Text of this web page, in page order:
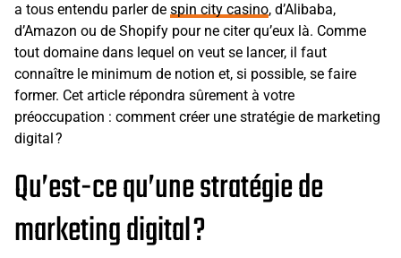
a tous entendu parler de spin city casino, d’Alibaba,
d’Amazon ou de Shopify pour ne citer qu’eux là. Comme
tout domaine dans lequel on veut se lancer, il faut
connaître le minimum de notion et, si possible, se faire
former. Cet article répondra sûrement à votre
préoccupation : comment créer une stratégie de marketing
digital ?
Qu’est-ce qu’une stratégie de
marketing digital ?